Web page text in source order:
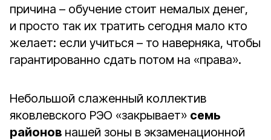
причина – обучение стоит немалых денег,
и просто так их тратить сегодня мало кто
желает: если учиться – то наверняка, чтобы
гарантированно сдать потом на «права».
Небольшой слаженный коллектив
яковлевского РЭО «закрывает» семь
районов нашей зоны в экзаменационной